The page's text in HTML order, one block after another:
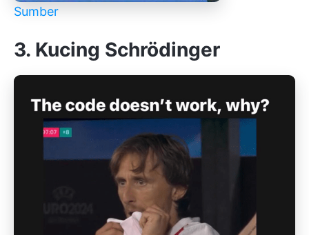
Sumber
3. Kucing Schrödinger